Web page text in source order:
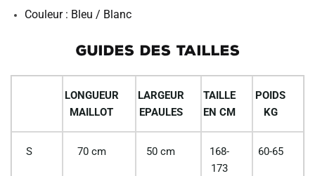
Couleur : Bleu / Blanc
GUIDES DES TAILLES
LONGUEUR
MAILLOT
LARGEUR
EPAULES
TAILLE
EN CM
POIDS
KG
S 70 cm 50 cm
168-
173
60-65